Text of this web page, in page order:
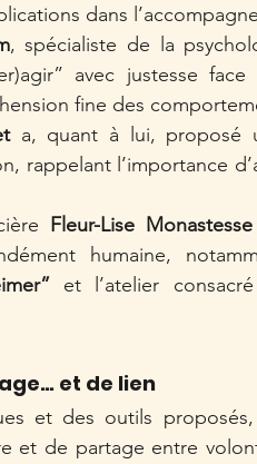
dans
, spécialiste de la
avec justesse
fine des
a, quant à lui, proposé
rappelant l’importance
Fleur-Lise Monastesse
et l’atelier
et de lien
et des outils
et de partage entre